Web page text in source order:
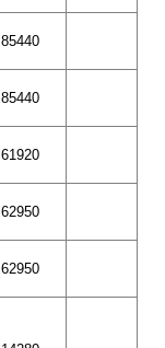
85440
85440
61920
62950
62950